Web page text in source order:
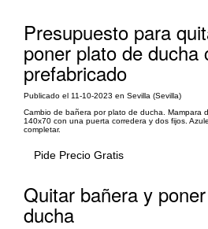
Presupuesto para
poner plato de ducha
prefabricado
Publicado el 11-10-2023 en Sevilla (Sevilla)
Cambio de bañera por plato de ducha. Mampara
140x70 con una puerta corredera y dos fijos.
completar.
Pide Precio Gratis
Quitar bañera y
ducha